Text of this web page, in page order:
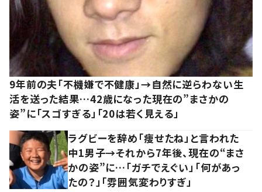
9年前の夫「不機嫌で不健康」→自然に逆らわない生
活を送った結果…42歳になった現在の”まさかの
姿”に「スゴすぎる」「20は若く見える」
ラグビーを辞め「痩せたね」と言われた
中1男子→それから7年後、現在の“まさ
かの姿”に…「ガチでえぐい」「何があっ
たの？」「雰囲気変わりすぎ」